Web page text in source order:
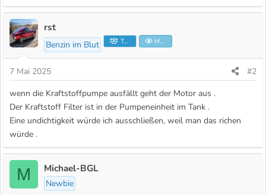
rst
Benzin im Blut Teammitglied Moderator
7 Mai 2025
#2
wenn die Kraftstoffpumpe ausfällt geht der Motor aus .
Der Kraftstoff Filter ist in der Pumpeneinheit im Tank .
Eine undichtigkeit würde ich ausschließen, weil man das richen
würde .
M Michael-BGL
Newbie